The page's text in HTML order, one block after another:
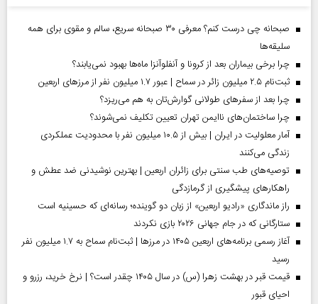
صبحانه چی درست کنم؟ معرفی ۳۰ صبحانه سریع، سالم و مقوی برای همه
سلیقه‌ها
چرا برخی بیماران بعد از کرونا و آنفلوآنزا ماه‌ها بهبود نمی‌یابند؟
ثبت‌نام ۲.۵ میلیون زائر در سماح | عبور ۱.۷ میلیون نفر از مرز‌های اربعین
چرا بعد از سفرهای طولانی گوارش‌تان به هم می‌ریزد؟
چرا ساختمان‌های ناایمن تهران تعیین تکلیف نمی‌شوند؟
آمار معلولیت در ایران | بیش از ۱۰.۵ میلیون نفر با محدودیت عملکردی
زندگی می‌کنند
توصیه‌های طب سنتی برای زائران اربعین | بهترین نوشیدنی ضد عطش و
راهکارهای پیشگیری از گرمازدگی
راز ماندگاری «رادیو اربعین» از زبان دو گوینده؛ رسانه‌ای که حسینیه است
ستارگانی که در جام جهانی ۲۰۲۶ بازی نکردند
آغاز رسمی برنامه‌های اربعین ۱۴۰۵ در مرز‌ها | ثبت‌نام سماح به ۱.۷ میلیون نفر
رسید
قیمت قبر در بهشت زهرا (س) در سال ۱۴۰۵ چقدر است؟ | نرخ خرید، رزرو و
احیای قبور